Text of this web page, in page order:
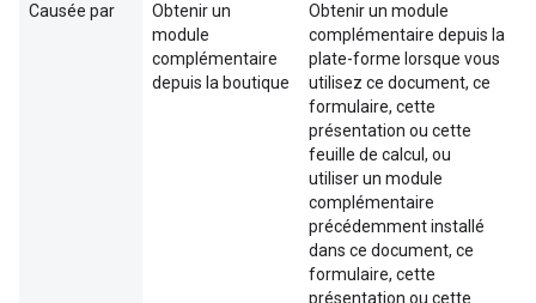
Causée par
Obtenir un
module
complémentaire
depuis la boutique
Obtenir un module
complémentaire depuis la
plate-forme lorsque vous
utilisez ce document, ce
formulaire, cette
présentation ou cette
feuille de calcul, ou
utiliser un module
complémentaire
précédemment installé
dans ce document, ce
formulaire, cette
présentation ou cette